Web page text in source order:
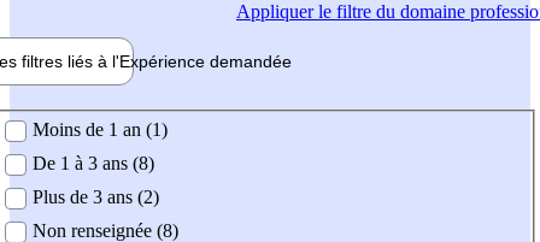
Appliquerle filtre du domaine
filtres liés à l'Expérience demandée
demandée
Moins de 1 an (1)
De 1 à 3 ans (8)
Plus de 3 ans (2)
Non renseignée (8)